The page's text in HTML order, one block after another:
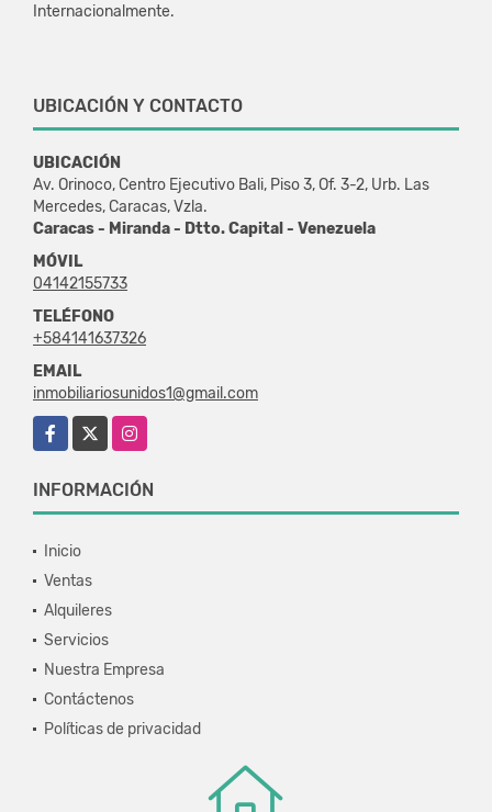
Internacionalmente.
UBICACIÓN Y CONTACTO
UBICACIÓN
Av. Orinoco, Centro Ejecutivo Bali, Piso 3, Of. 3-2, Urb. Las
Mercedes, Caracas, Vzla.
Caracas - Miranda - Dtto. Capital - Venezuela
MÓVIL
04142155733
TELÉFONO
+584141637326
EMAIL
inmobiliariosunidos1@gmail.com
Facebook
Instagram
INFORMACIÓN
Inicio
Ventas
Alquileres
Servicios
Nuestra Empresa
Contáctenos
Políticas de privacidad